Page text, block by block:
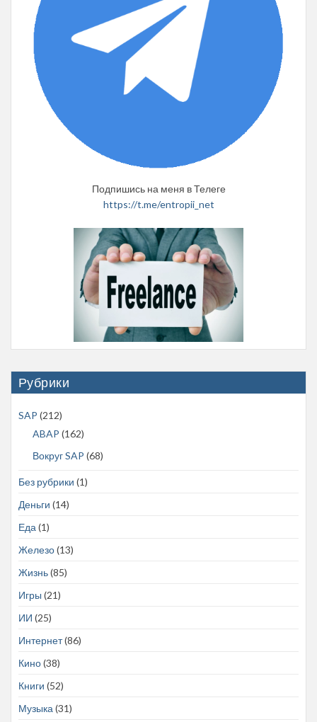
Подпишись на меня в Телеге
https://t.me/entropii_net
Рубрики
SAP (212)
ABAP (162)
Вокруг SAP (68)
Без рубрики (1)
Деньги (14)
Еда (1)
Железо(13)
Жизнь(85)
Игры (21)
ИИ (25)
Интернет(86)
Кино(38)
Книги (52)
Музыка (31)